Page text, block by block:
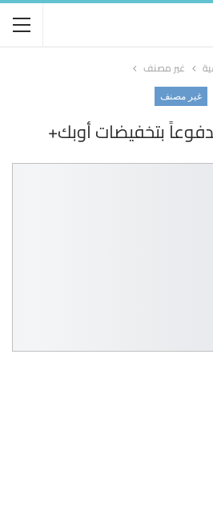
غير مصنف
غير مصنف
بتخفيضات أوبك+